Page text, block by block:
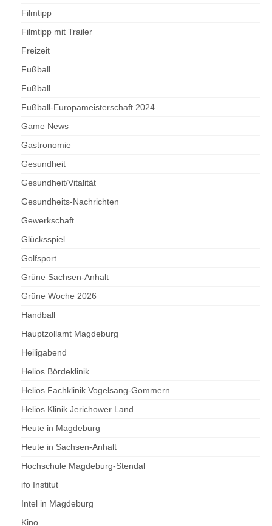
Filmtipp
Filmtipp mit Trailer
Freizeit
Fußball
Fußball
Fußball-Europameisterschaft 2024
Game News
Gastronomie
Gesundheit
Gesundheit/Vitalität
Gesundheits-Nachrichten
Gewerkschaft
Glücksspiel
Golfsport
Grüne Sachsen-Anhalt
Grüne Woche 2026
Handball
Hauptzollamt Magdeburg
Heiligabend
Helios Bördeklinik
Helios Fachklinik Vogelsang-Gommern
Helios Klinik Jerichower Land
Heute in Magdeburg
Heute in Sachsen-Anhalt
Hochschule Magdeburg-Stendal
ifo Institut
Intel in Magdeburg
Kino